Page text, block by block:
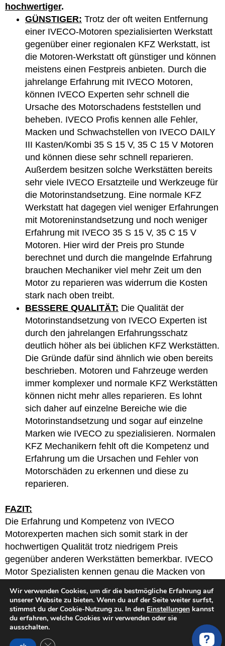
hochwertiger.
GÜNSTIGER: Trotz der oft weiten Entfernung
einer IVECO-Motoren spezialisierten Werkstatt
gegenüber einer regionalen KFZ Werkstatt, ist
die Motoren-Werkstatt oft günstiger und können
meistens einen Festpreis anbieten. Durch die
jahrelange Erfahrung mit IVECO Motoren,
können IVECO Experten sehr schnell die
Ursache des Motorschadens feststellen und
beheben. IVECO Profis kennen alle Fehler,
Macken und Schwachstellen von IVECO DAILY
III Kasten/Kombi 35 S 15 V, 35 C 15 V Motoren
und können diese sehr schnell reparieren.
Außerdem besitzen solche Werkstätten bereits
sehr viele IVECO Ersatzteile und Werkzeuge für
die Motorinstandsetzung. Eine normale KFZ
Werkstatt hat dagegen viel weniger Erfahrungen
mit Motoreninstandsetzung und noch weniger
Erfahrung mit IVECO 35 S 15 V, 35 C 15 V
Motoren. Hier wird der Preis pro Stunde
berechnet und durch die mangelnde Erfahrung
brauchen Mechaniker viel mehr Zeit um den
Motor zu reparieren was widerrum die Kosten
stark nach oben treibt.
BESSERE QUALITÄT: Die Qualität der
Motorinstandsetzung von IVECO Experten ist
durch den jahrelangen Erfahrungsschatz
deutlich höher als bei üblichen KFZ Werkstätten.
Die Gründe dafür sind ähnlich wie oben bereits
beschrieben. Motoren und Fahrzeuge werden
immer komplexer und normale KFZ Werkstätten
können nicht mehr alles reparieren. Es lohnt
sich daher auf einzelne Bereiche wie die
Motorinstandsetzung und sogar auf einzelne
Marken wie IVECO zu spezialisieren. Normalen
KFZ Mechanikern fehlt oft die Kompetenz und
Erfahrung um die Ursachen und Fehler von
Motorschäden zu erkennen und diese zu
reparieren.
FAZIT:
Die Erfahrung und Kompetenz von IVECO
Motorexperten machen sich somit stark in der
hochwertigen Qualität trotz niedrigem Preis
gegenüber anderen Werkstätten bemerkbar. IVECO
Motor Spezialisten kennen genau die Macken von
diese schnell und zuverlässig beheben durch den
Einsatz von optimierte und verstärkte Bauteile.
Wir verwenden Cookies, um dir die bestmögliche Erfahrung auf
unserer Website zu bieten. Wenn du auf der Seite weiter surfst,
stimmst du der Cookie-Nutzung zu. In den Einstellungen kannst
du erfahren, welche Cookies wir verwenden oder sie
ausschalten.
GDPR Cookie-Banner schließen